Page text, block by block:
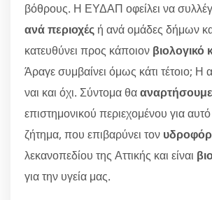
βόθρους. Η ΕΥΔΑΠ οφείλει να
ανά περιοχές ή ανά ομάδες δήμων
κατευθύνει προς κάποιον βιολογικό
Άραγε συμβαίνει όμως κάτι τέτοιο; Η
ναι και όχι. Σύντομα θα
επιστημονικού περιεχομένου για
ζήτημα, που επιβαρύνει τον
λεκανοπεδίου της Αττικής και είναι
για την υγεία μας.